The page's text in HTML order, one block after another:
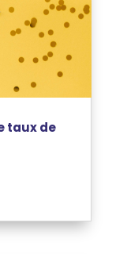
taux de